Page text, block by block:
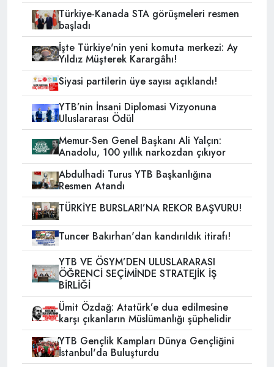
Türkiye-Kanada STA görüşmeleri resmen
başladı
İşte Türkiye'nin yeni komuta merkezi: Ay
Yıldız Müşterek Karargâhı!
Siyasi partilerin üye sayısı açıklandı!
YTB’nin İnsani Diplomasi Vizyonuna
Uluslararası Ödül
Memur-Sen Genel Başkanı Ali Yalçın:
Anadolu, 100 yıllık narkozdan çıkıyor
Abdulhadi Turus YTB Başkanlığına
Resmen Atandı
TÜRKİYE BURSLARI’NA REKOR BAŞVURU!
Tuncer Bakırhan'dan kandırıldık itirafı!
YTB VE ÖSYM’DEN ULUSLARARASI
ÖĞRENCİ SEÇİMİNDE STRATEJİK İŞ
BİRLİĞİ
Ümit Özdağ: Atatürk’e dua edilmesine
karşı çıkanların Müslümanlığı şüphelidir
YTB Gençlik Kampları Dünya Gençliğini
İstanbul'da Buluşturdu